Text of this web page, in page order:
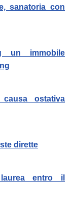
sanatoria con
un immobile
ostativa
dirette
entro il